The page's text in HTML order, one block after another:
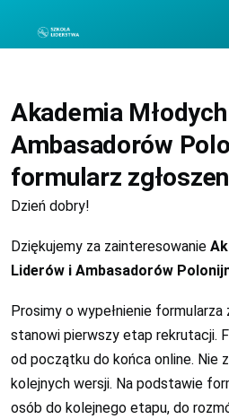
Akademia
Ambasadorów
formularz
Dzień dobry!
Dziękujemy za zainteresowanie
Liderów i Ambasadorów
Prosimy o wypełnienie
stanowi pierwszy etap rekrutacji.
od początku do końca online. Nie
kolejnych wersji. Na podstawie
osób do kolejnego etapu, do